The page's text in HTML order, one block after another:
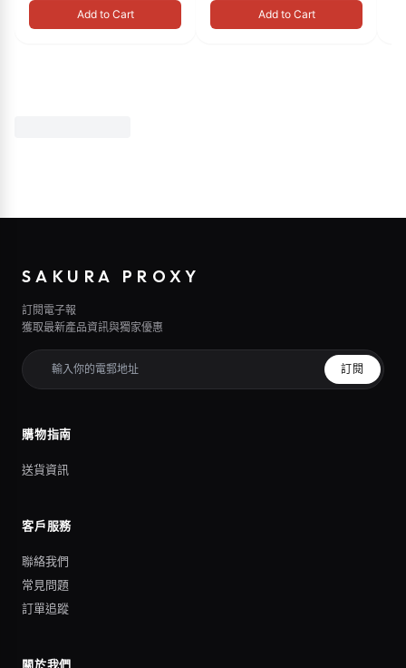
Add to Cart Add to Cart
SAKURA PROXY
訂閱電子報
獲取最新產品資訊與獨家優惠
訂閱
購物指南
送貨資訊
客戶服務
聯絡我們
常見問題
訂單追蹤
關於我們